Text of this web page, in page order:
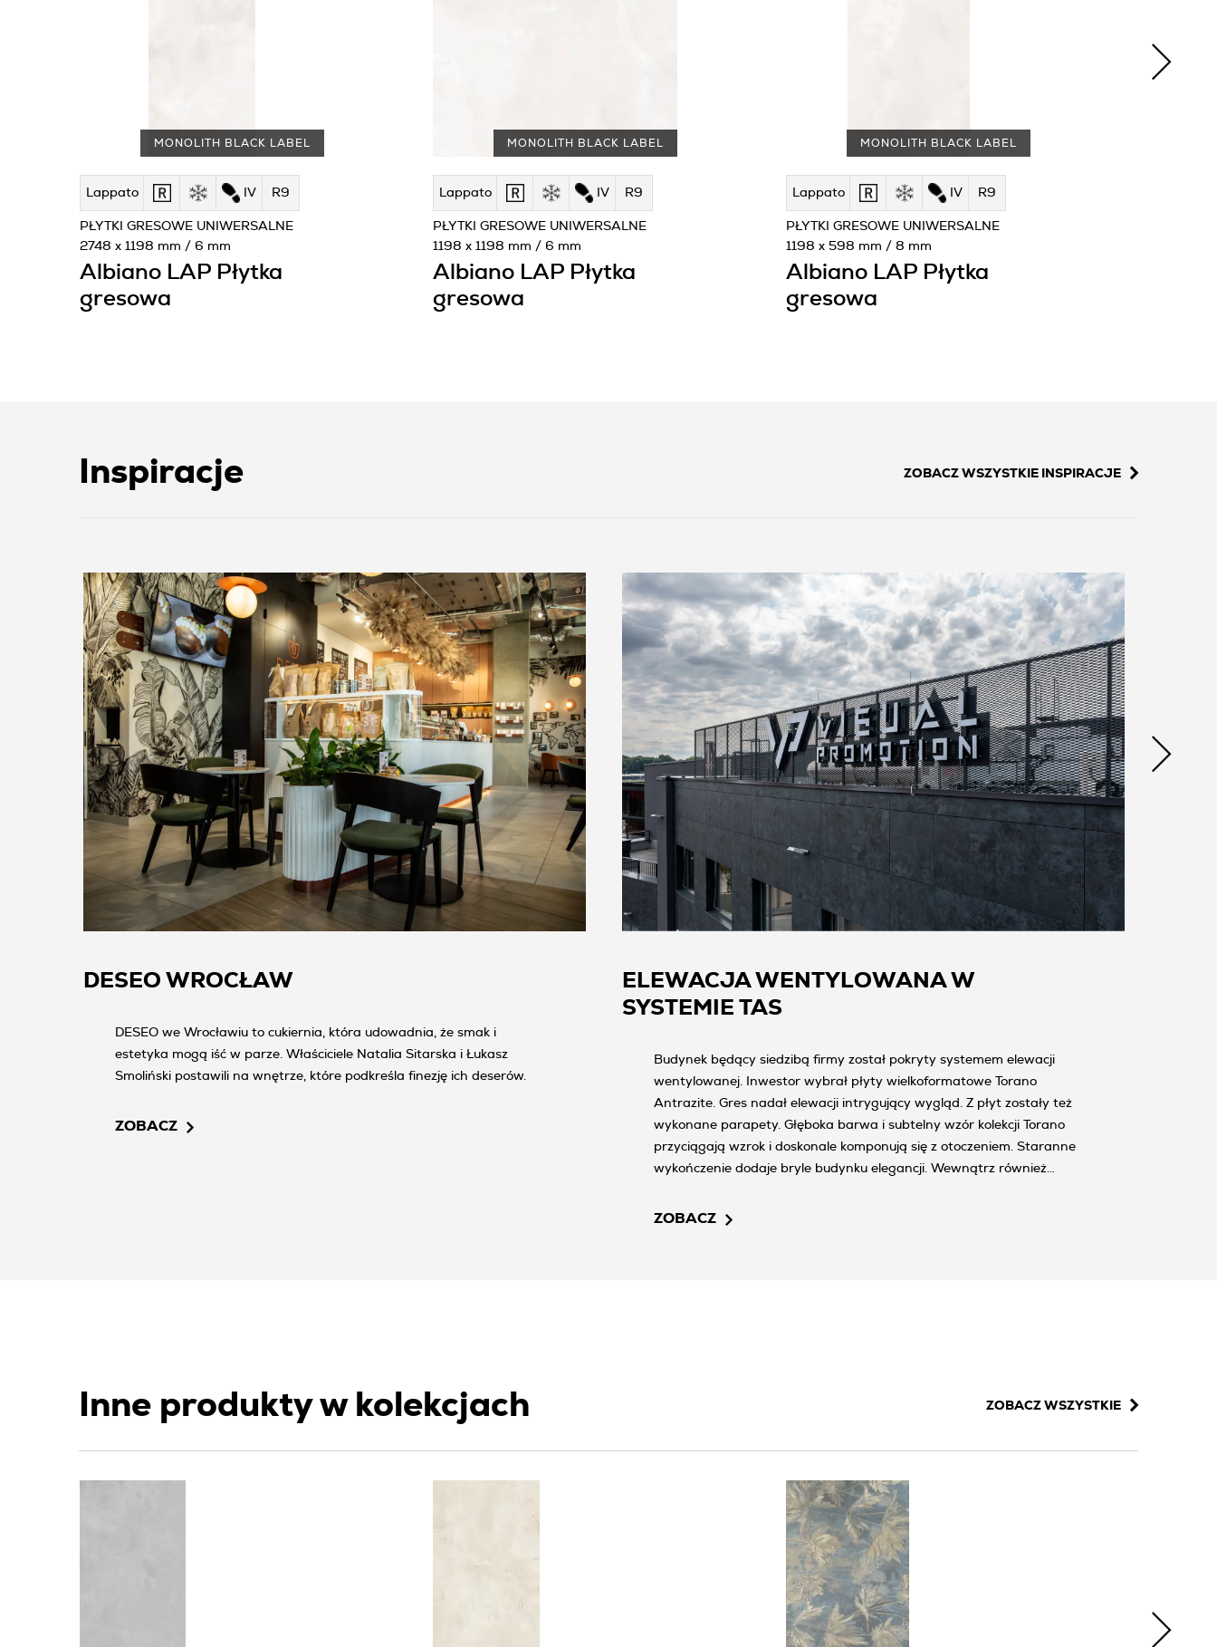
MONOLITH BLACK LABEL
Lappato IV R9
Albiano LAP Płytka
gresowa
PŁYTKI GRESOWE UNIWERSALNE
2748 x 1198 mm / 6 mm
MONOLITH BLACK LABEL
Lappato IV R9
Albiano LAP Płytka
gresowa
PŁYTKI GRESOWE UNIWERSALNE
1198 x 1198 mm / 6 mm
MONOLITH BLACK LABEL
Lappato IV R9
Albiano LAP Płytka
gresowa
PŁYTKI GRESOWE UNIWERSALNE
1198 x 598 mm / 8 mm
Inspiracje ZOBACZ WSZYSTKIE INSPIRACJE
DESEO WROCŁAW
DESEO we Wrocławiu to cukiernia, która udowadnia, że smak i
estetyka mogą iść w parze. Właściciele Natalia Sitarska i Łukasz
Smoliński postawili na wnętrze, które podkreśla finezję ich deserów.
ZOBACZ
ELEWACJA WENTYLOWANA W
SYSTEMIE TAS
Budynek będący siedzibą firmy został pokryty systemem elewacji
wentylowanej. Inwestor wybrał płyty wielkoformatowe Torano
Antrazite. Gres nadał elewacji intrygujący wygląd. Z płyt zostały też
wykonane parapety. Głęboka barwa i subtelny wzór kolekcji Torano
przyciągają wzrok i doskonale komponują się z otoczeniem. Staranne
wykończenie dodaje bryle budynku elegancji. Wewnątrz również
Subtelne szarości i grafity stanowią doskonałe tło dla kolorowych
ZOBACZ
Inne produkty w kolekcjach ZOBACZ WSZYSTKIE